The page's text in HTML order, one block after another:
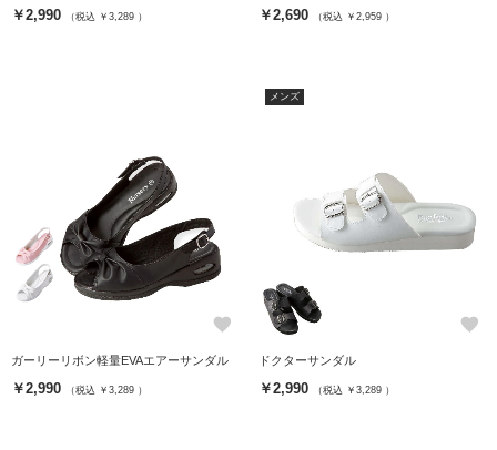
￥2,990 （税込 ￥3,289 ） ￥2,690 （税込 ￥2,959 ）
favorite
ガーリーリボン軽量EVAエアーサンダル
￥2,990 （税込 ￥3,289 ）
メンズ
favorite
ドクターサンダル
￥2,990 （税込 ￥3,289 ）